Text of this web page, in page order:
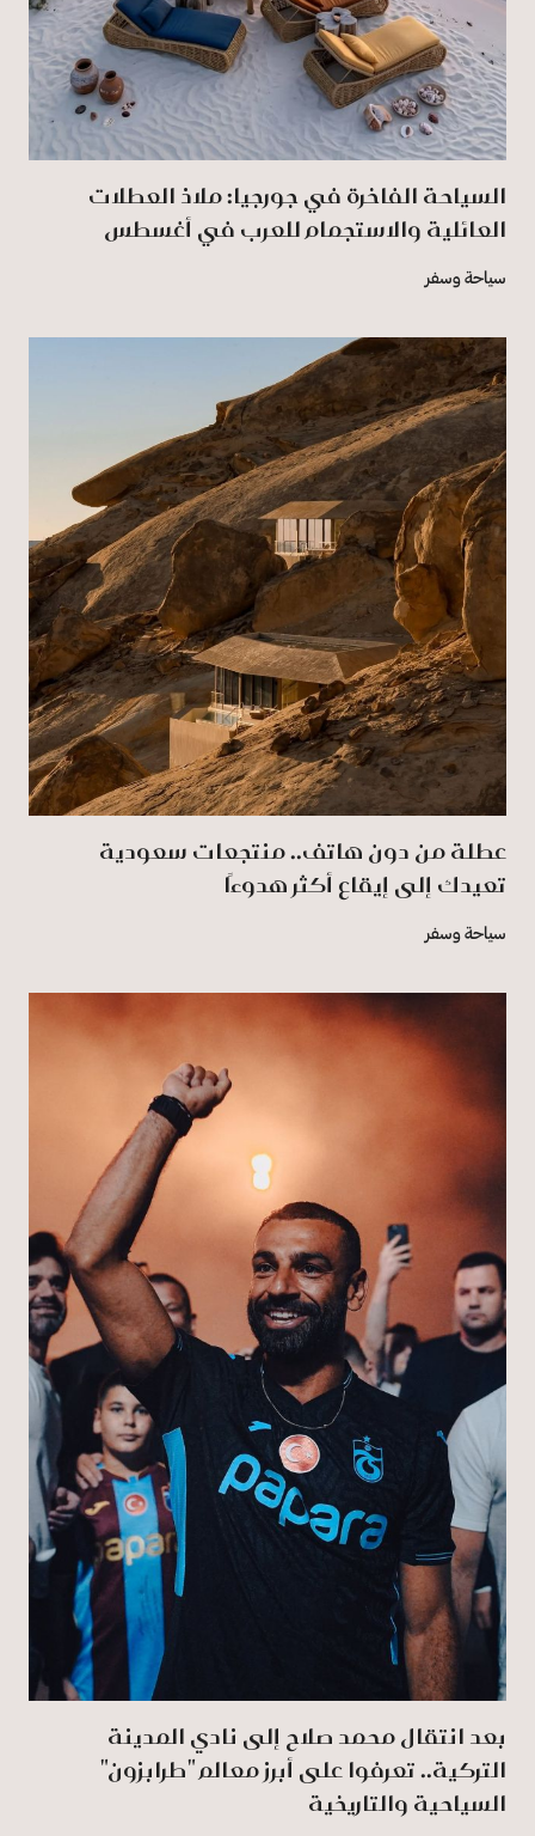
السياحة الفاخرة في جورجيا: ملاذ العطلات
العائلية والاستجمام للعرب في أغسطس
سياحة وسفر
عطلة من دون هاتف.. منتجعات سعودية
تعيدك إلى إيقاع أكثر هدوءًا
سياحة وسفر
بعد انتقال محمد صلاح إلى نادي المدينة
التركية.. تعرفوا على أبرز معالم "طرابزون"
السياحية والتاريخية